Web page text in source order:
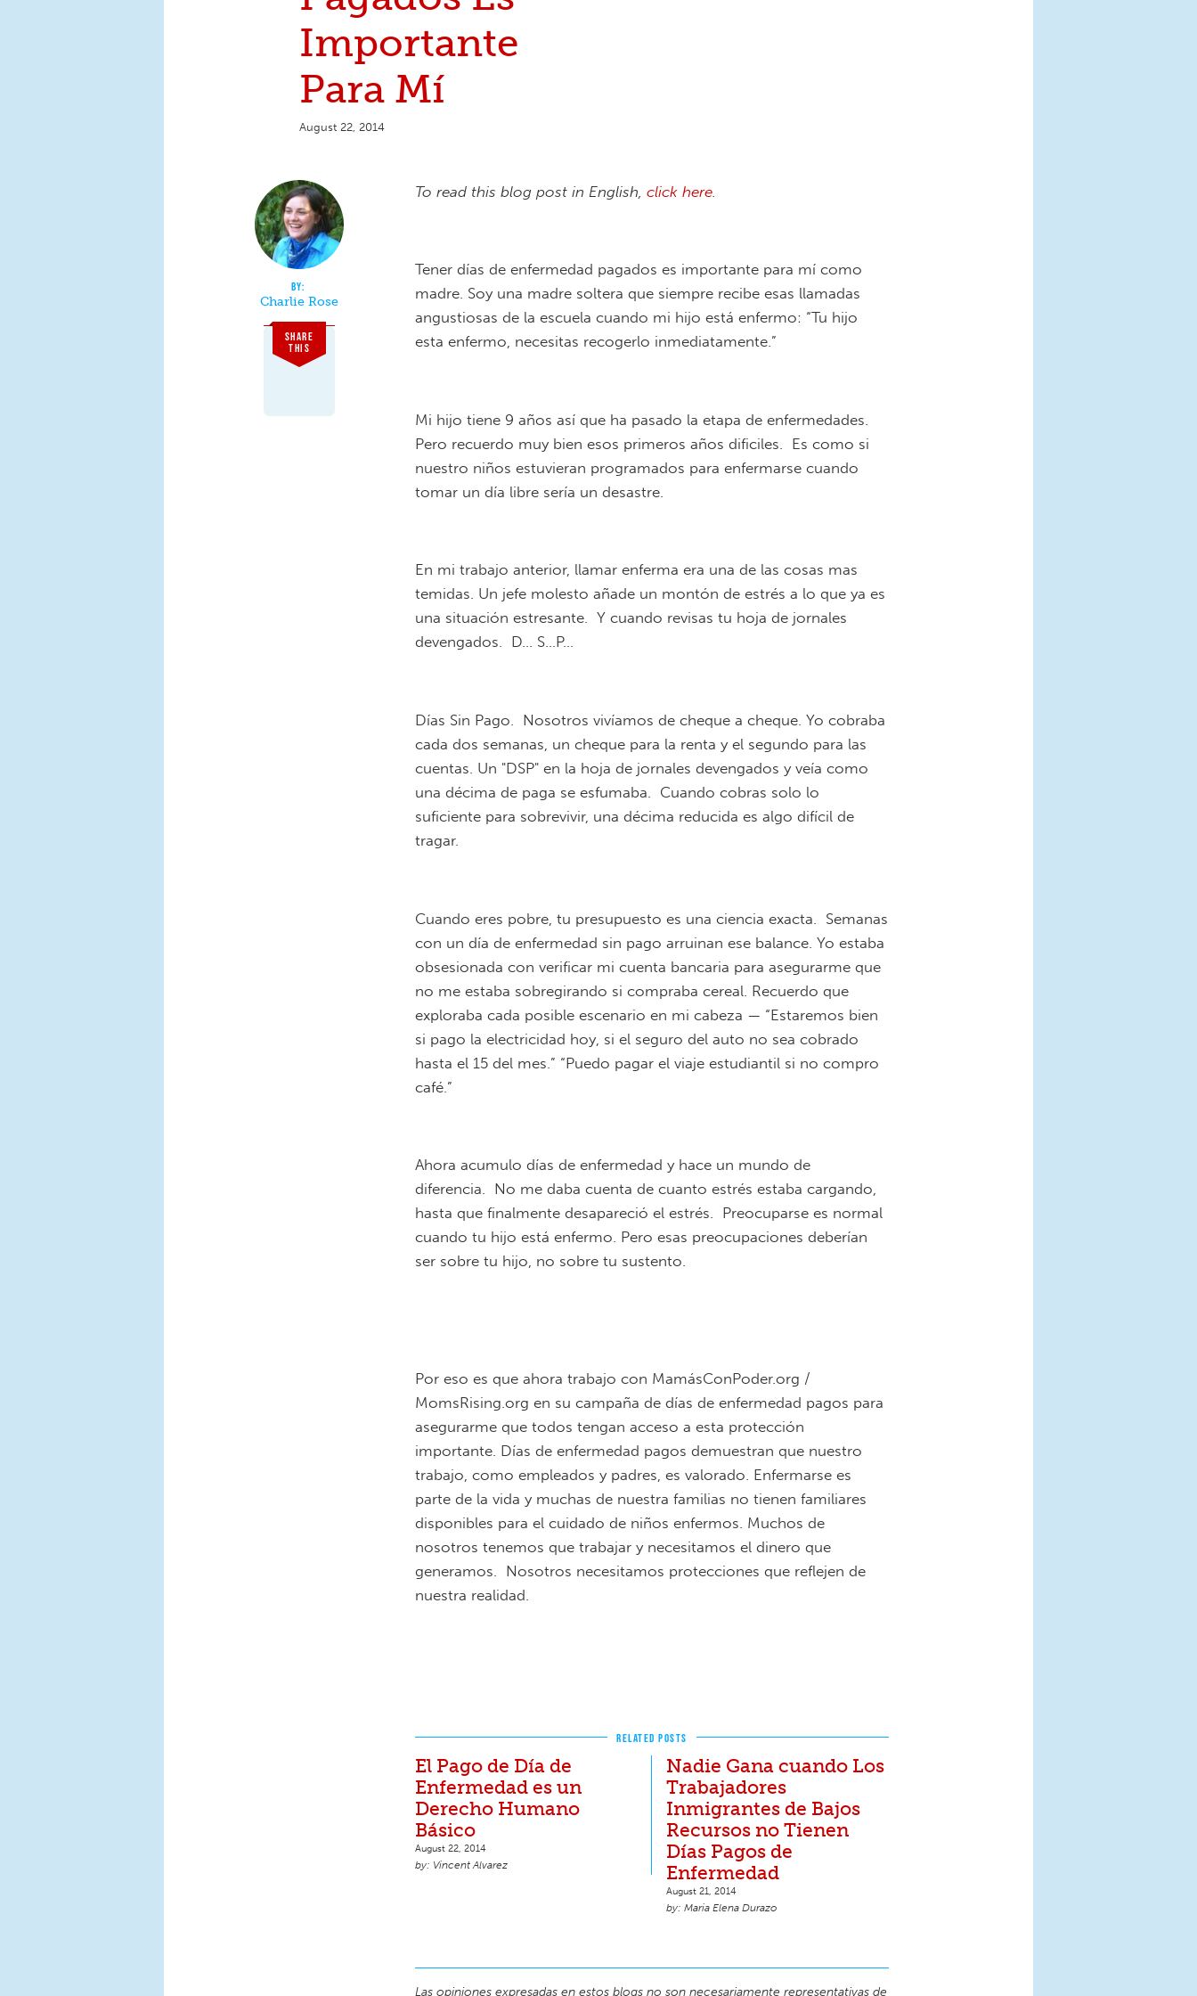
Importante
Para Mí
August 22, 2014
Charlie Rose
SHARE
THIS
To read this blog post in English, click here
Tener días de enfermedad pagados es importante para mí como
madre. Soy una madre soltera que siempre recibe esas llamadas
angustiosas de la escuela cuando mi hijo está enfermo: “Tu hijo
esta enfermo, necesitas recogerlo inmediatamente.”
Mi hijo tiene 9 años así que ha pasado la etapa de enfermedades.
Pero recuerdo muy bien esos primeros años dificiles. Es como si
nuestro niños estuvieran programados para enfermarse cuando
tomar un día libre sería un desastre.
En mi trabajo anterior, llamar enferma era una de las cosas mas
temidas. Un jefe molesto añade un montón de estrés a lo que ya es
una situación estresante. Y cuando revisas tu hoja de jornales
devengados. D... S...P...
Días Sin Pago. Nosotros vivíamos de cheque a cheque. Yo cobraba
cada dos semanas, un cheque para la renta y el segundo para las
cuentas. Un "DSP" en la hoja de jornales devengados y veía como
una décima de paga se esfumaba. Cuando cobras solo lo
suficiente para sobrevivir, una décima reducida es algo difícil de
tragar.
Cuando eres pobre, tu presupuesto es una ciencia exacta. Semanas
con un día de enfermedad sin pago arruinan ese balance. Yo estaba
obsesionada con verificar mi cuenta bancaria para asegurarme que
no me estaba sobregirando si compraba cereal. Recuerdo que
exploraba cada posible escenario en mi cabeza — “Estaremos bien
si pago la electricidad hoy, si el seguro del auto no sea cobrado
hasta el 15 del mes.” “Puedo pagar el viaje estudiantil si no compro
café.”
Ahora acumulo días de enfermedad y hace un mundo de
diferencia. No me daba cuenta de cuanto estrés estaba cargando,
hasta que finalmente desapareció el estrés. Preocuparse es normal
cuando tu hijo está enfermo. Pero esas preocupaciones deberían
ser sobre tu hijo, no sobre tu sustento.
Por eso es que ahora trabajo con MamásConPoder.org /
MomsRising.org en su campaña de días de enfermedad pagos para
asegurarme que todos tengan acceso a esta protección
importante. Días de enfermedad pagos demuestran que nuestro
trabajo, como empleados y padres, es valorado. Enfermarse es
parte de la vida y muchas de nuestra familias no tienen familiares
disponibles para el cuidado de niños enfermos. Muchos de
nosotros tenemos que trabajar y necesitamos el dinero que
generamos. Nosotros necesitamos protecciones que reflejen de
nuestra realidad.
RELATED POSTS
El Pago de Día de
Enfermedad es un
Derecho Humano
Básico
August 22, 2014
Vincent Alvarez
Nadie Gana cuando Los
Trabajadores
Inmigrantes de Bajos
Recursos no Tienen
Días Pagos de
Enfermedad
August 21, 2014
Maria Elena Durazo
Las opiniones expresadas en estos blogs no son necesariamente representativas de